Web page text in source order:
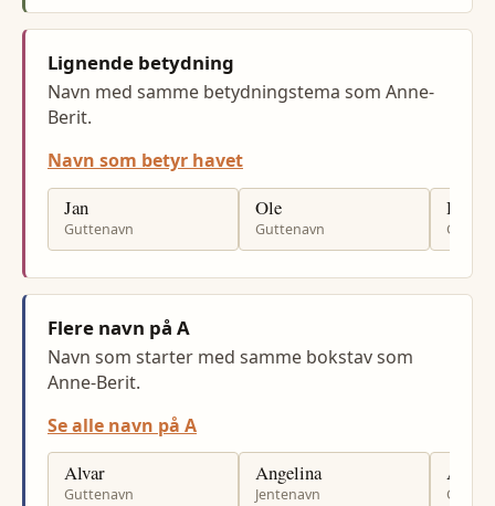
Lignende betydning
Navn med samme betydningstema som Anne-
Berit.
Navn som betyr havet
Jan
Guttenavn
Ole
Guttenavn
Hans
Flere navn på A
Navn som starter med samme bokstav som
Anne-Berit.
Se alle navn på A
Alvar
Guttenavn
Angelina
Jentenavn